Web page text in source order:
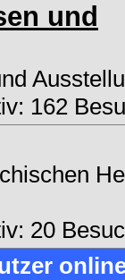
und
162
20